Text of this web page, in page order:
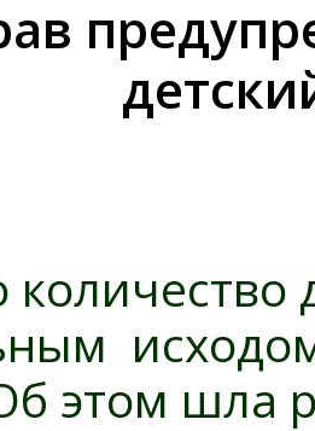
количество
этом шла